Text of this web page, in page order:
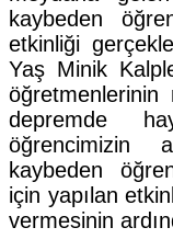
kaybeden
etkinliği
Yaş Minik
öğretmenlerinin
depremde
öğrencimizin
kaybeden
için yapılan
vermesinin